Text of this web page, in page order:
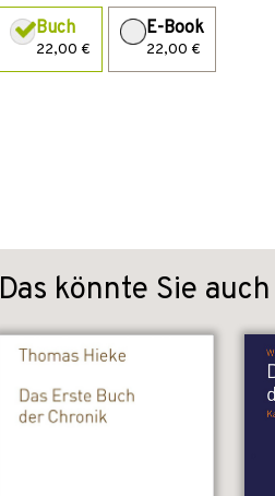
Buch
22,00 €
E-Book
22,00 €
Das könnte Sie